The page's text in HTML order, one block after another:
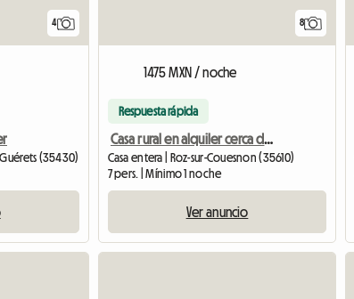
4
(35430)
8
1475 MXN / noche
Respuesta rápida
Casa rural en alquiler cerca del Mont Saint-Michel
Casa entera | Roz-sur-Couesnon (35610)
7 pers. | Mínimo 1 noche
Ver anuncio